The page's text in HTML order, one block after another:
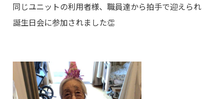
同じユニットの利用者様、職員達から拍手で迎えられ
誕生日会に参加されました👏